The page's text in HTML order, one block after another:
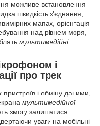
можливе встановлення
швидкість з'єднання,
мапах, орієнтація
над рівнем моря,
мультимедійні
і
про трек
пристроїв і обміну даними,
мультимедійної
змогу залишатися
уваги на мобільні